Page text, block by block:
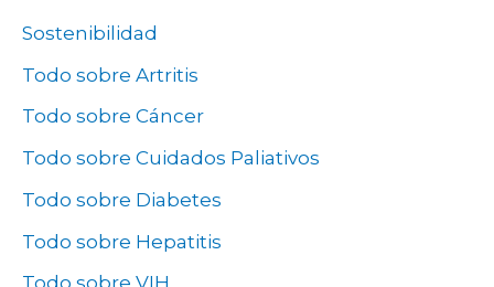
Sostenibilidad
Todo sobre Artritis
Todo sobre Cáncer
Todo sobre Cuidados Paliativos
Todo sobre Diabetes
Todo sobre Hepatitis